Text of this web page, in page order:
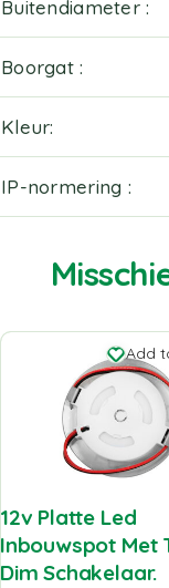
Buitendiameter
Boorgat
Kleur
IP-normering
Add
12v Platte Led
Inbouwspot Met
Dim Schakelaar.